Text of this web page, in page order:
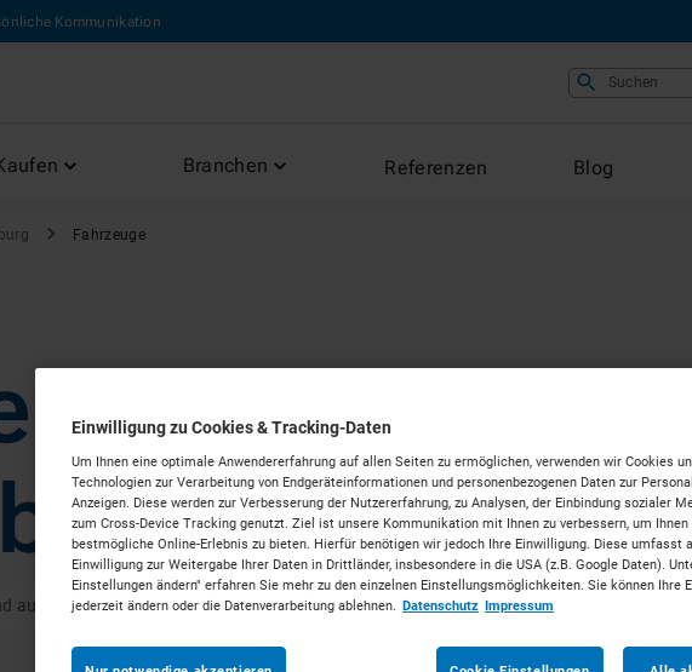
Kommunikation
Suchen
Branchen Referenzen Blog
Fahrzeuge
mieten in
auf 100+ Bewertungen
Einwilligung zu Cookies & Tracking-Daten
Um Ihnen eine optimale Anwendererfahrung auf allen Seiten zu ermöglichen, verwenden wir Cookies
Technologien zur Verarbeitung von Endgeräteinformationen und personenbezogenen Daten zur
Anzeigen. Diese werden zur Verbesserung der Nutzererfahrung, zu Analysen, der Einbindung sozialer
zum Cross-Device Tracking genutzt. Ziel ist unsere Kommunikation mit Ihnen zu verbessern, um Ihnen
bestmögliche Online-Erlebnis zu bieten. Hierfür benötigen wir jedoch Ihre Einwilligung. Diese umfasst
Einwilligung zur Weitergabe Ihrer Daten in Drittländer, insbesondere in die USA (z.B. Google Daten).
Einstellungen ändern" erfahren Sie mehr zu den einzelnen Einstellungsmöglichkeiten. Sie können Ihre
jederzeit ändern oder die Datenverarbeitung ablehnen. Datenschutz Impressum